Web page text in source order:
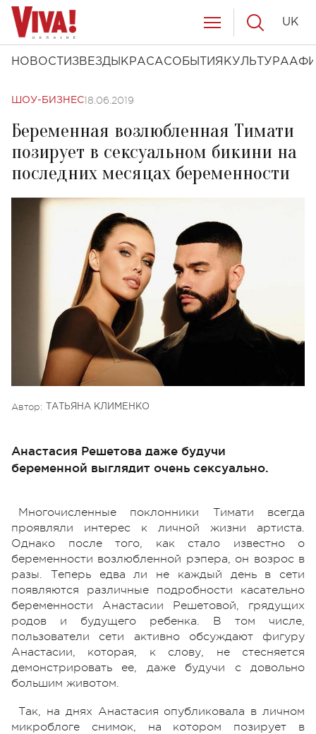
НОВОСТИ ЗВЕЗДЫ КРАСАСОБЫТИЯ КУЛЬТУРА
UK
ШОУ-БИЗНЕС18.06.2019
Беременная возлюбленная Тимати
позирует в сексуальном бикини на
последних месяцах беременности
Автор: ТАТЬЯНА КЛИМЕНКО
Анастасия Решетова даже будучи
беременной выглядит очень сексуально.
Многочисленные поклонники Тимати всегда
проявляли интерес к личной жизни артиста.
Однако после того, как стало известно о
беременности возлюбленной рэпера, он возрос в
разы. Теперь едва ли не каждый день в сети
появляются различные подробности касательно
беременности Анастасии Решетовой, грядущих
родов и будущего ребенка. В том числе,
пользователи сети активно обсуждают фигуру
Анастасии, которая, к слову, не стесняется
демонстрировать ее, даже будучи с довольно
большим животом.
Так, на днях Анастасия опубликовала в личном
микроблоге снимок, на котором позирует в